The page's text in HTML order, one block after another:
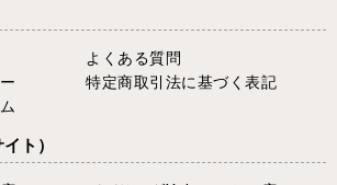
よくある質問
特定商取引法に基づく表記
ト）